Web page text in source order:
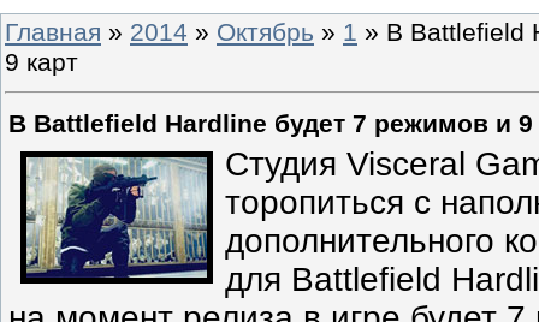
Главная » 2014 » Октябрь » 1 » В Battlefield
9 карт
В Battlefield Hardline будет 7 режимов и 9
Студия Visceral
торопиться с
дополнительного
для Battlefield